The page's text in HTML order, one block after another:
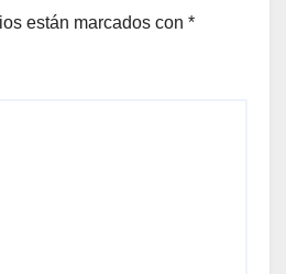
están marcados con *